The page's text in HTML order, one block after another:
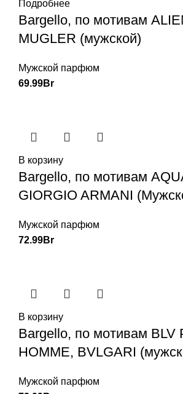
Подробнее
Bargello, по мотивам
MUGLER (мужской)
Мужской парфюм
69.99Br
В корзину
Bargello, по мотивам
GIORGIO ARMANI
Мужской парфюм
72.99Br
В корзину
Bargello, по мотивам BLV
HOMME, BVLGARI
Мужской парфюм